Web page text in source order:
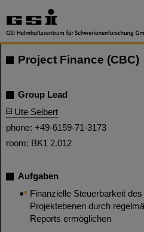
Project Finance (CBC)
Group Lead
Ute Seibert
phone: +49-6159-71-3173
room: BK1 2.012
Aufgaben
Finanzielle Steuerbarkeit
Projektebenen durch
Reports ermöglichen